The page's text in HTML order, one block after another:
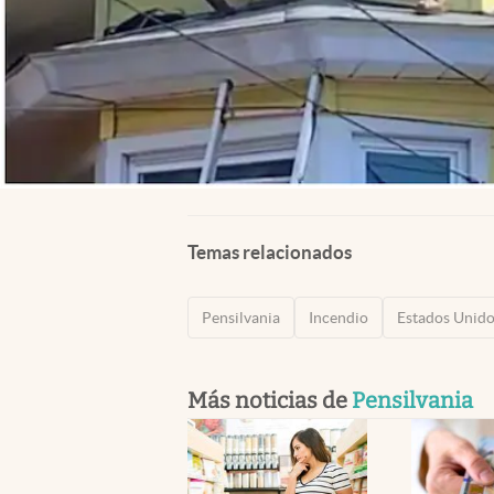
Temas relacionados
Pensilvania Incendio Estados
Más noticias de Pensilvania